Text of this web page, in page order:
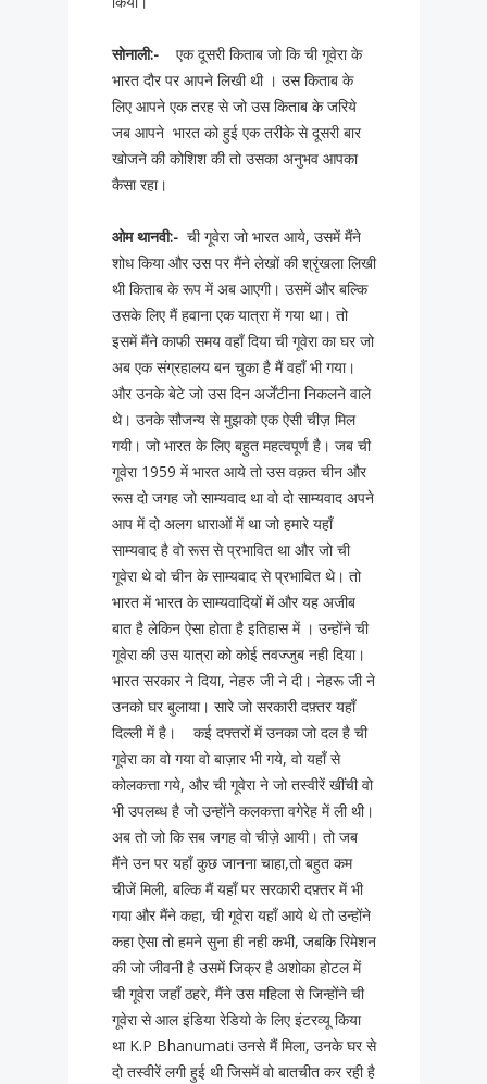
सोनाली:- एक दूसरी किताब जो कि ची गूवेरा के
भारत दौर पर आपने लिखी थी । उस किताब के
लिए आपने एक तरह से जो उस किताब के जरिये
जब आपने भारत को हुई एक तरीके से दूसरी बार
खोजने की कोशिश की तो उसका अनुभव आपका
कैसा रहा।
ओम थानवी:- ची गूवेरा जो भारत आये, उसमें मैंने
शोध किया और उस पर मैंने लेखों की श्रृंखला लिखी
थी किताब के रूप में अब आएगी। उसमें और बल्कि
उसके लिए मैं हवाना एक यात्रा में गया था। तो
इसमें मैंने काफी समय वहाँ दिया ची गूवेरा का घर जो
अब एक संग्रहालय बन चुका है मैं वहाँ भी गया।
और उनके बेटे जो उस दिन अर्जेंटीना निकलने वाले
थे। उनके सौजन्य से मुझको एक ऐसी चीज़ मिल
गयी। जो भारत के लिए बहुत महत्वपूर्ण है। जब ची
गूवेरा 1959 में भारत आये तो उस वक़त चीन और
रूस दो जगह जो साम्यवाद था वो दो साम्यवाद अपने
आप में दो अलग धाराओं में था जो हमारे यहाँ
साम्यवाद है वो रूस से प्रभावित था और जो ची
गूवेरा थे वो चीन के साम्यवाद से प्रभावित थे। तो
भारत में भारत के साम्यवादियों में और यह अजीब
बात है लेकिन ऐसा होता है इतिहास में । उन्होंने ची
गूवेरा की उस यात्रा को कोई तवज्जुब नही दिया।
भारत सरकार ने दिया, नेहरु जी ने दी। नेहरू जी ने
उनको घर बुलाया। सारे जो सरकारी दफ़्तर यहाँ
दिल्ली में है। कई दफ्तरों में उनका जो दल है ची
गूवेरा का वो गया वो बाज़ार भी गये, वो यहाँ से
कोलकत्ता गये, और ची गूवेरा ने जो तस्वीरें खींची वो
भी उपलब्ध है जो उन्होंने कलकत्ता वगेरेह में ली थी।
अब तो जो कि सब जगह वो चीज़े आयी। तो जब
मैंने उन पर यहाँ कुछ जानना चाहा,तो बहुत कम
चीजें मिली, बल्कि मैं यहाँ पर सरकारी दफ़्तर में भी
गया और मैंने कहा, ची गूवेरा यहाँ आये थे तो उन्होंने
कहा ऐसा तो हमने सुना ही नही कभी, जबकि रिमेशन
की जो जीवनी है उसमें जिक्र है अशोका होटल में
ची गूवेरा जहाँ ठहरे, मैंने उस महिला से जिन्होंने ची
गूवेरा से आल इंडिया रेडियो के लिए इंटरव्यू किया
था K.P Bhanumati उनसे मैं मिला, उनके घर से
दो तस्वीरें लगी हुई थी जिसमें वो बातचीत कर रही है